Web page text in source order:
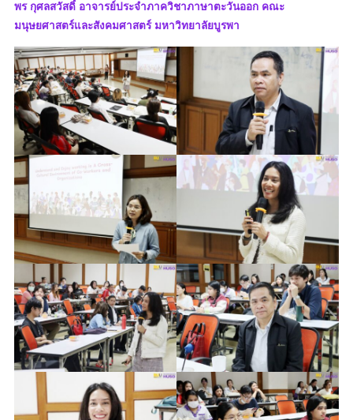
พร กุศลสวัสดิ์ อาจารย์ประจำภาควิชาภาษาตะวันออก คณะ
มนุษยศาสตร์และสังคมศาสตร์ มหาวิทยาลัยบูรพา